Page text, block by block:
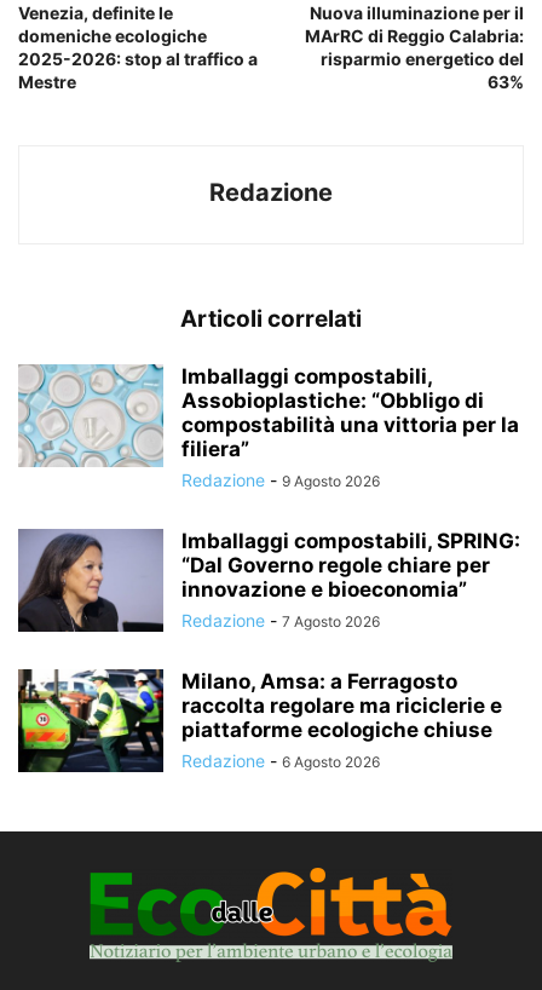
Venezia, definite le
domeniche ecologiche
2025-2026: stop al traffico a
Mestre
Nuova illuminazione per il
MArRC di Reggio Calabria:
risparmio energetico del
63%
Redazione
Articoli correlati
Imballaggi compostabili,
Assobioplastiche: “Obbligo di
compostabilità una vittoria per la
filiera”
Redazione - 9 Agosto 2026
Imballaggi compostabili, SPRING:
“Dal Governo regole chiare per
innovazione e bioeconomia”
Redazione - 7 Agosto 2026
Milano, Amsa: a Ferragosto
raccolta regolare ma riciclerie e
piattaforme ecologiche chiuse
Redazione - 6 Agosto 2026